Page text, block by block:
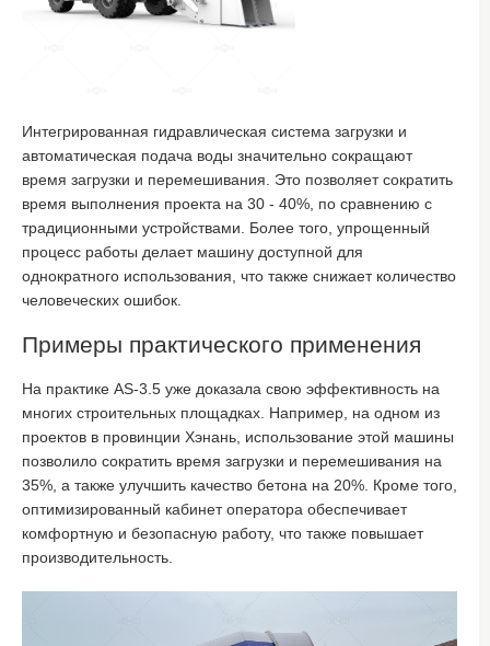
Интегрированная гидравлическая система загрузки и
автоматическая подача воды значительно сокращают
время загрузки и перемешивания. Это позволяет сократить
время выполнения проекта на 30 - 40%, по сравнению с
традиционными устройствами. Более того, упрощенный
процесс работы делает машину доступной для
однократного использования, что также снижает количество
человеческих ошибок.
Примеры практического применения
На практике AS-3.5 уже доказала свою эффективность на
многих строительных площадках. Например, на одном из
проектов в провинции Хэнань, использование этой машины
позволило сократить время загрузки и перемешивания на
35%, а также улучшить качество бетона на 20%. Кроме того,
оптимизированный кабинет оператора обеспечивает
комфортную и безопасную работу, что также повышает
производительность.